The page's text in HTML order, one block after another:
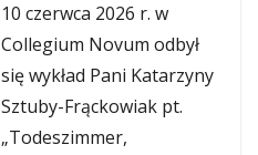
10 czerwca 2026 r. w
Collegium Novum odbył
się wykład Pani Katarzyny
Sztuby-Frąckowiak pt.
„Todeszimmer,